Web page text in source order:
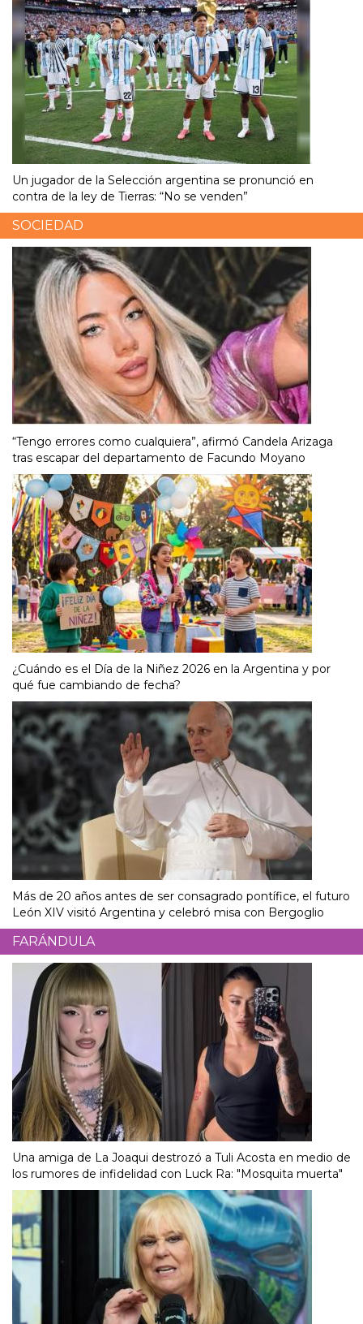
Un jugador de la Selección argentina se pronunció en
contra de la ley de Tierras: “No se venden”
SOCIEDAD
“Tengo errores como cualquiera”, afirmó Candela Arizaga
tras escapar del departamento de Facundo Moyano
¿Cuándo es el Día de la Niñez 2026 en la Argentina y por
qué fue cambiando de fecha?
Más de 20 años antes de ser consagrado pontífice, el futuro
León XIV visitó Argentina y celebró misa con Bergoglio
FARÁNDULA
Una amiga de La Joaqui destrozó a Tuli Acosta en medio de
los rumores de infidelidad con Luck Ra: "Mosquita muerta"